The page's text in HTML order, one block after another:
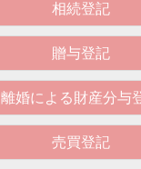
相続登記
贈与登記
離婚による財産分与
売買登記